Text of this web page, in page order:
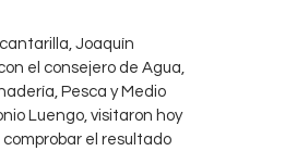
Joaquín
el consejero de Agua,
Pesca y Medio
Luengo, visitaron hoy
el resultado